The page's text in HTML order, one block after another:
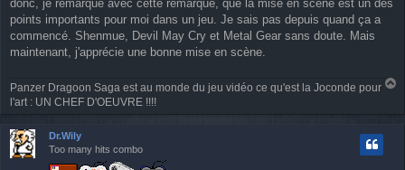
donc, je remarque avec cette remarque, que la mise en scène est un des
points importants pour moi dans un jeu. Je sais pas depuis quand ça a
commencé. Shenmue, Devil May Cry et Metal Gear sans doute. Mais
maintenant, j'apprécie une bonne mise en scène.
Panzer Dragoon Saga est au monde du jeu vidéo ce qu'est la Joconde pour
l'art : UN CHEF D'OEUVRE !!!!
Dr.Wily
Too many hits combo